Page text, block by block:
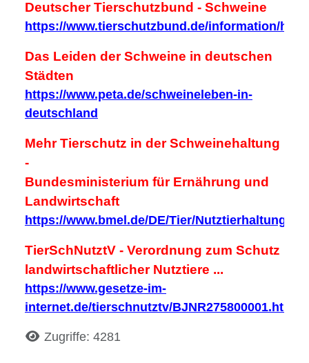
Deutscher Tierschutzbund - Schweine
https://www.tierschutzbund.de/information/
Das Leiden der Schweine in deutschen
Städten
https://www.peta.de/schweineleben-in-
deutschland
Mehr Tierschutz in der Schweinehaltung
-
Bundesministerium für Ernährung und
Landwirtschaft
https://www.bmel.de/DE/Tier/Nutztierhaltung/
TierSchNutztV - Verordnung zum Schutz
landwirtschaftlicher Nutztiere ...
https://www.gesetze-im-
internet.de/tierschnutztv/BJNR275800001.html
DetailsZugriffe: 4281